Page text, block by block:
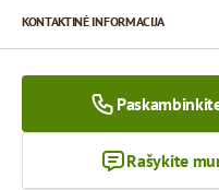
KONTAKTINĖ INFORMACIJA
Rašykite